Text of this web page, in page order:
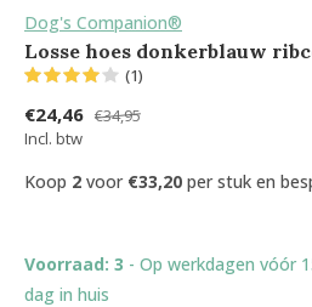
Dog's Companion®
Losse hoes donkerblauw
(1)
€24,46 €34,95
Incl. btw
Koop 2 voor €33,20 per stuk en
Voorraad: 3 - Op werkdagen vóór
dag in huis